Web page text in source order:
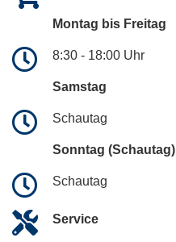
Montag bis Freitag
8:30 - 18:00 Uhr
Samstag
Schautag
Sonntag (Schautag)
Schautag
Service